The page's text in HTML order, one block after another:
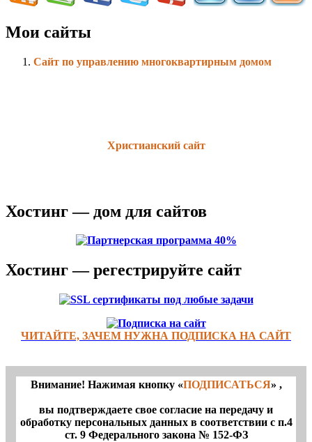
Мои сайты
Сайт по управлению многоквартирным домом
Христианский сайт
Хостинг — дом для сайтов
Хостинг — регестрируйте сайт
ЧИТАЙТЕ, ЗАЧЕМ НУЖНА ПОДПИСКА НА САЙТ
Внимание! Нажимая кнопку «ПОДПИСАТЬСЯ» ,
вы подтверждаете свое согласие на передачу и
обработку персональных данных в соответствии с п.4
ст. 9 Федерального закона № 152-ФЗ